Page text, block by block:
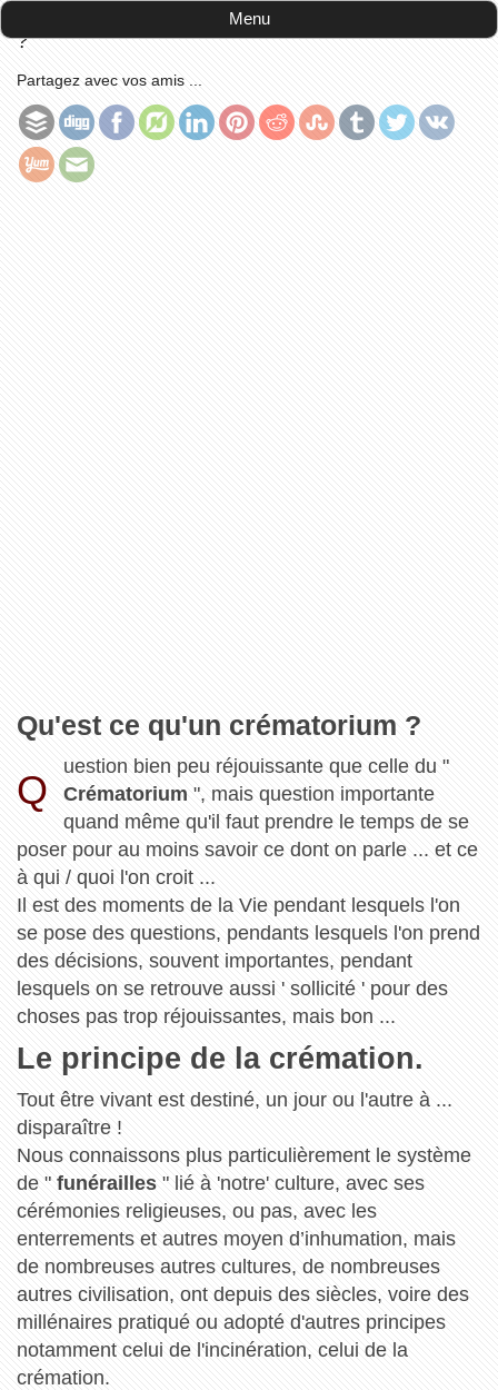
Qu'est ce qu'un crématorium
?
Partagez avec vos amis ...
Qu'est ce qu'un crématorium ?
Q
uestion bien peu réjouissante que celle du "
Crématorium ", mais question importante
quand même qu'il faut prendre le temps de se
poser pour au moins savoir ce dont on parle ... et ce
à qui / quoi l'on croit ...
Il est des moments de la Vie pendant lesquels l'on
se pose des questions, pendants lesquels l'on prend
des décisions, souvent importantes, pendant
lesquels on se retrouve aussi ' sollicité ' pour des
choses pas trop réjouissantes, mais bon ...
Le principe de la crémation.
Tout être vivant est destiné, un jour ou l'autre à ...
disparaître !
Nous connaissons plus particulièrement le système
de " funérailles" lié à 'notre' culture, avec ses
cérémonies religieuses, ou pas, avec les
enterrements et autres moyen d’inhumation, mais
de nombreuses autres cultures, de nombreuses
autres civilisation, ont depuis des siècles, voire des
millénaires pratiqué ou adopté d'autres principes
notamment celui de l'incinération, celui de la
crémation.
Menu